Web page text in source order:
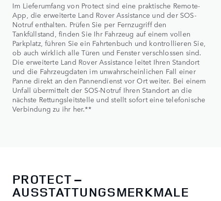
Im Lieferumfang von Protect sind eine praktische Remote-
App, die erweiterte Land Rover Assistance und der SOS-
Notruf enthalten. Prüfen Sie per Fernzugriff den
Tankfüllstand, finden Sie Ihr Fahrzeug auf einem vollen
Parkplatz, führen Sie ein Fahrtenbuch und kontrollieren Sie,
ob auch wirklich alle Türen und Fenster verschlossen sind.
Die erweiterte Land Rover Assistance leitet Ihren Standort
und die Fahrzeugdaten im unwahrscheinlichen Fall einer
Panne direkt an den Pannendienst vor Ort weiter. Bei einem
Unfall übermittelt der SOS-Notruf Ihren Standort an die
nächste Rettungsleitstelle und stellt sofort eine telefonische
Verbindung zu ihr her.**
PROTECT –
AUSSTATTUNGSMERKMALE